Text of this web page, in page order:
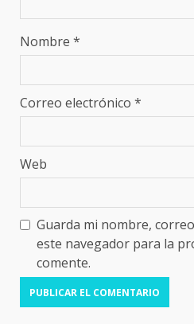
Nombre *
Correo electrónico *
Web
Guarda mi nombre,
este navegador para la
comente.